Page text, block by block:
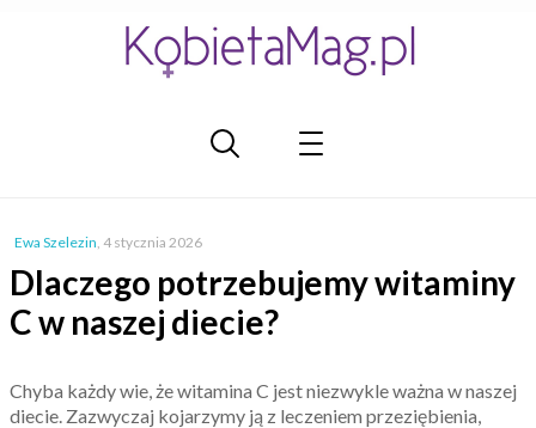
Ewa Szelezin, 4 stycznia 2026
Dlaczego potrzebujemy witaminy
C w naszej diecie?
Chyba każdy wie, że witamina C jest niezwykle ważna w naszej
diecie. Zazwyczaj kojarzymy ją z leczeniem przeziębienia,